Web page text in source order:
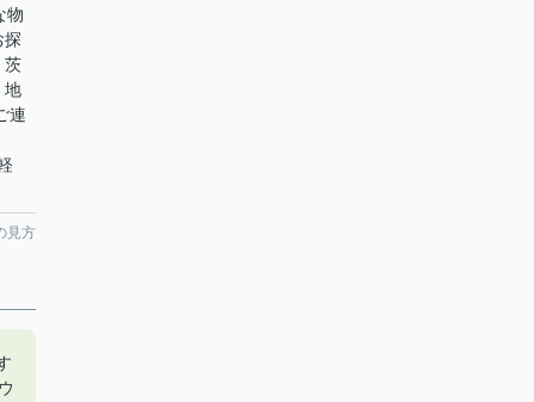
物
探
茨
地
連
見方